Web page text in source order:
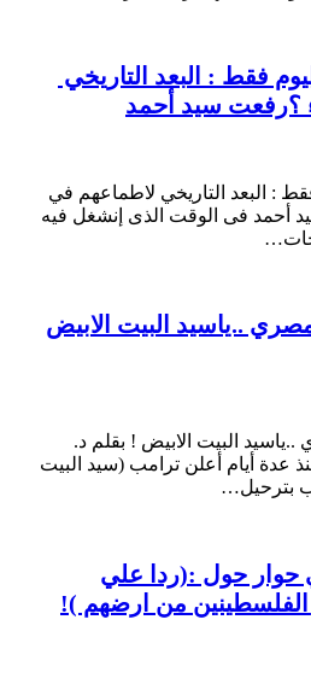
فقط : البعد التاريخي
؟رفعت سيد أحمد
: البعد التاريخي لاطماعهم في
أحمد فى الوقت الذى إنشغل فيه
..ياسيد البيت الابيض
البيت الابيض ! بقلم د.
عدة أيام أعلن ترامب (سيد البيت
بترحيل…
حول :(ردا علي
من ارضهم )!